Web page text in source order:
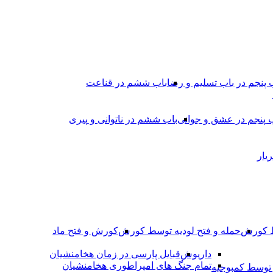
پنجم در باب تسلیم و رضاباب ششم در قناعت
پنجم در عشق و جوانىباب ششم در ناتوانى و پیرى
کورشحمله و فتح لودیه توسط کورشکورش و فتح ماد
کمبوجیه
داریوشقبایل پارسی در زمان هخامنشیان
تمام جنگ های امپراطوری هخامنشیان